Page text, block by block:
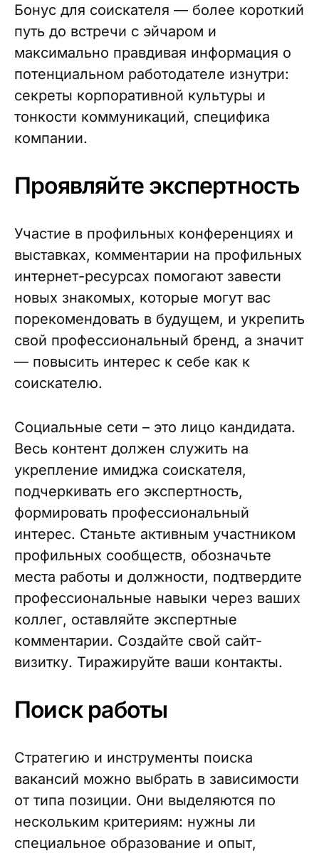
Бонус для соискателя — более короткий
путь до встречи с эйчаром и
максимально правдивая информация о
потенциальном работодателе изнутри:
секреты корпоративной культуры и
тонкости коммуникаций, специфика
компании.
Проявляйте экспертность
Участие в профильных конференциях и
выставках, комментарии на профильных
интернет-ресурсах помогают завести
новых знакомых, которые могут вас
порекомендовать в будущем, и укрепить
свой профессиональный бренд, а значит
— повысить интерес к себе как к
соискателю.
Социальные сети – это лицо кандидата.
Весь контент должен служить на
укрепление имиджа соискателя,
подчеркивать его экспертность,
формировать профессиональный
интерес. Станьте активным участником
профильных сообществ, обозначьте
места работы и должности, подтвердите
профессиональные навыки через ваших
коллег, оставляйте экспертные
комментарии. Создайте свой сайт-
визитку. Тиражируйте ваши контакты.
Поиск работы
Стратегию и инструменты поиска
вакансий можно выбрать в зависимости
от типа позиции. Они выделяются по
нескольким критериям: нужны ли
специальное образование и опыт,